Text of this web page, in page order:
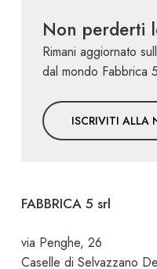
Non perderti
Rimani aggiornato
dal mondo Fabbrica 5
ISCRIVITI ALLA
FABBRICA 5 srl
via Penghe, 26
Caselle di Selvazzano